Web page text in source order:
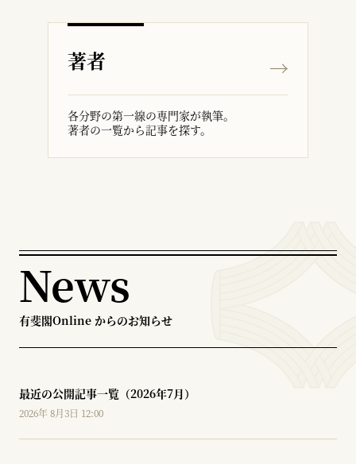
著者
各分野の第一線の専門家が執筆。
著者の一覧から記事を探す。
News
有斐閣Online からのお知らせ
最近の公開記事一覧（2026年7月）
2026年 8月3日 12:00